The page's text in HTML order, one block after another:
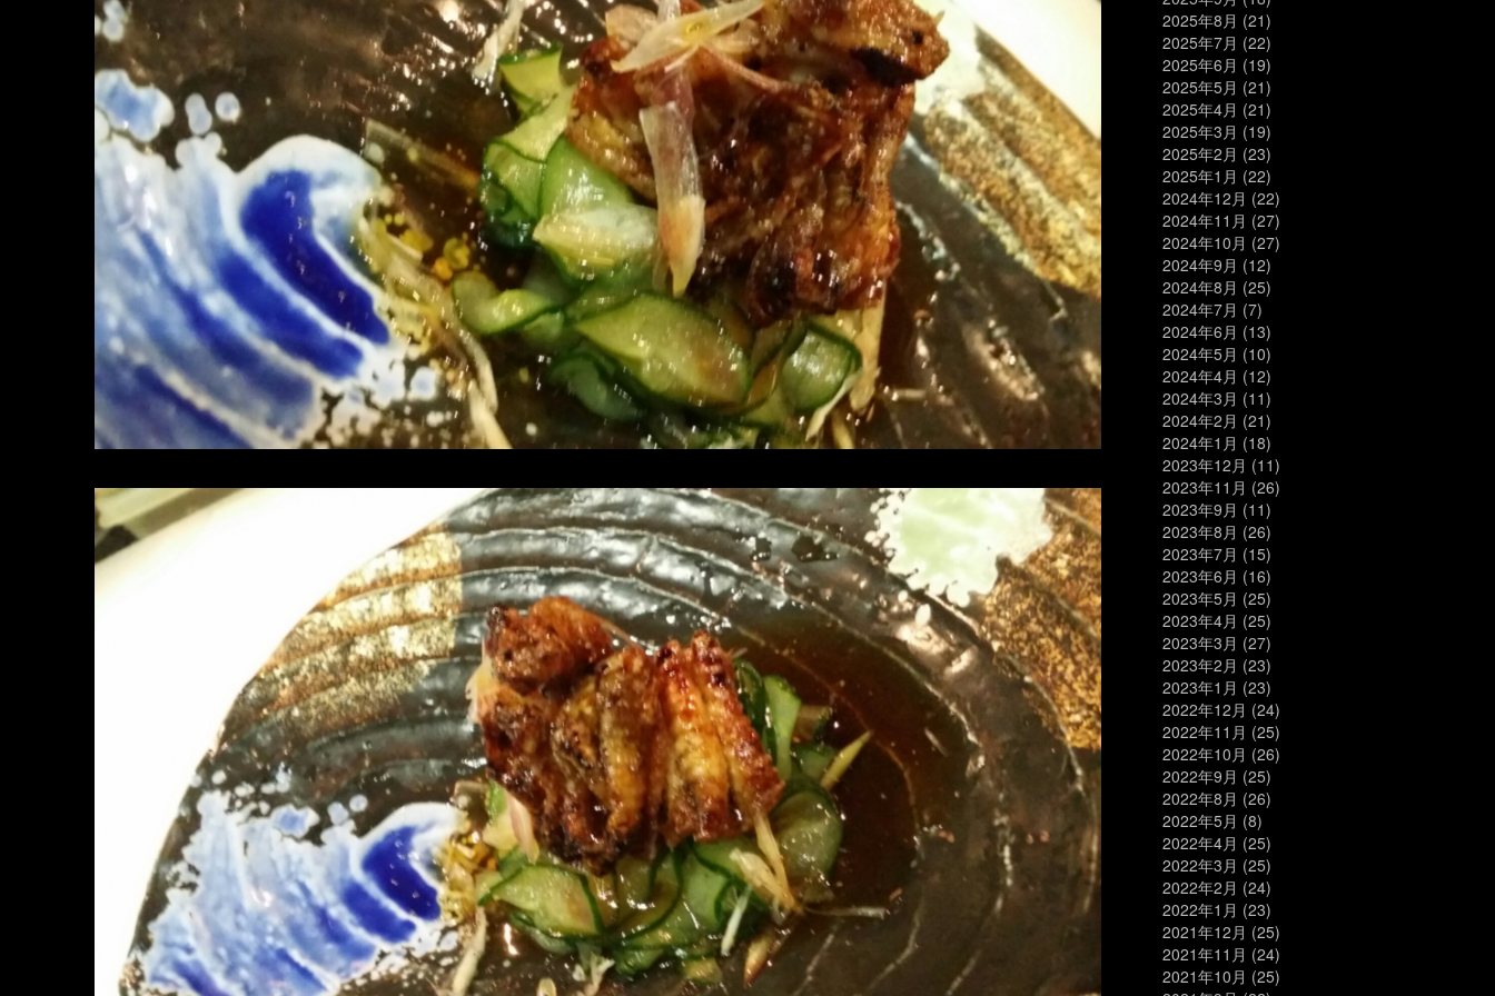
2025年8月 (21)
2025年7月 (22)
2025年6月 (19)
2025年5月 (21)
2025年4月 (21)
2025年3月 (19)
2025年2月 (23)
2025年1月 (22)
2024年12月 (22)
2024年11月 (27)
2024年10月 (27)
2024年9月 (12)
2024年8月 (25)
2024年7月 (7)
2024年6月 (13)
2024年5月 (10)
2024年4月 (12)
2024年3月 (11)
2024年2月 (21)
2024年1月 (18)
2023年12月 (11)
2023年11月 (26)
2023年9月 (11)
2023年8月 (26)
2023年7月 (15)
2023年6月 (16)
2023年5月 (25)
2023年4月 (25)
2023年3月 (27)
2023年2月 (23)
2023年1月 (23)
2022年12月 (24)
2022年11月 (25)
2022年10月 (26)
2022年9月 (25)
2022年8月 (26)
2022年5月 (8)
2022年4月 (25)
2022年3月 (25)
2022年2月 (24)
2022年1月 (23)
2021年12月 (25)
2021年11月 (24)
2021年10月 (25)